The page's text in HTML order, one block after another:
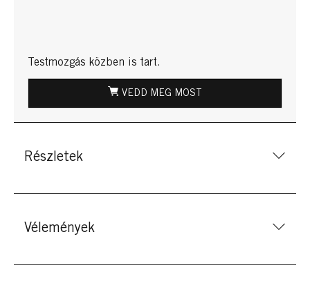
Testmozgás közben is tart.
VEDD MEG MOST
Részletek
Vélemények